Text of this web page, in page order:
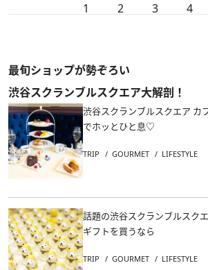
1 2 3 4
最旬ショップが勢ぞろい
渋谷スクランブルスクエア大解剖！
渋谷スクランブルスクエア カ
でホッとひと息♡
TRIP GOURMET LIFESTYLE
話題の渋谷スクランブルスク
ギフトを買うなら
TRIP GOURMET LIFESTYLE